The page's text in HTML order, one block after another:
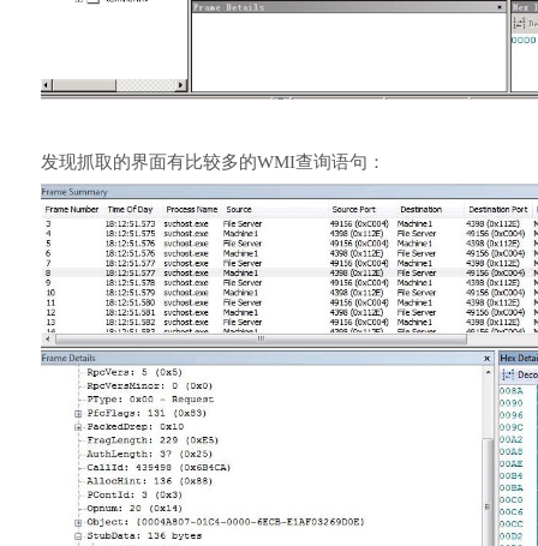
发现抓取的界面有比较多的WMI查询语句：